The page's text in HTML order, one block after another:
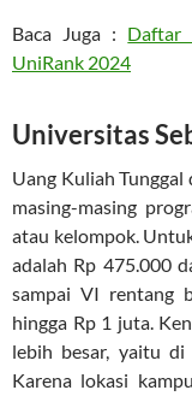
Baca Juga : Daftar
UniRank 2024
Universitas
Uang Kuliah
masing-masing
atau kelompok.
adalah Rp 475.000
sampai VI rentang
hingga Rp 1 juta.
lebih besar, yaitu
Karena lokasi